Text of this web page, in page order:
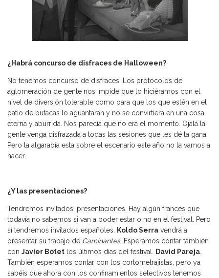
¿Habrá concurso de disfraces de Halloween?
No tenemos concurso de disfraces. Los protocolos de
aglomeración de gente nos impide que lo hiciéramos con el
nivel de diversión tolerable como para que los que estén en el
patio de butacas lo aguantaran y no se convirtiera en una cosa
eterna y aburrida. Nos parecía que no era el momento. Ojalá la
gente venga disfrazada a todas las sesiones que les dé la gana.
Pero la algarabía esta sobre el escenario este año no la vamos a
hacer.
¿Y las presentaciones?
Tendremos invitados, presentaciones. Hay algún francés que
todavía no sabemos si van a poder estar o no en el festival. Pero
sí tendremos invitados españoles.
Koldo Serra vendrá a
presentar su trabajo de Caminantes. Esperamos contar también
con Javier Botet los últimos días del festival. David Pareja
También esperamos contar con los cortometrajistas, pero ya
sabéis que ahora con los confinamientos selectivos tenemos